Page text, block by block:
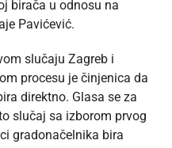
birača u odnosu na
Pavićević.
slučaju Zagreb i
procesu je činjenica da
direktno. Glasa se za
slučaj sa izborom prvog
gradonačelnika bira